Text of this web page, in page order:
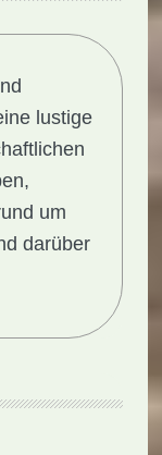
lustige
um
darüber